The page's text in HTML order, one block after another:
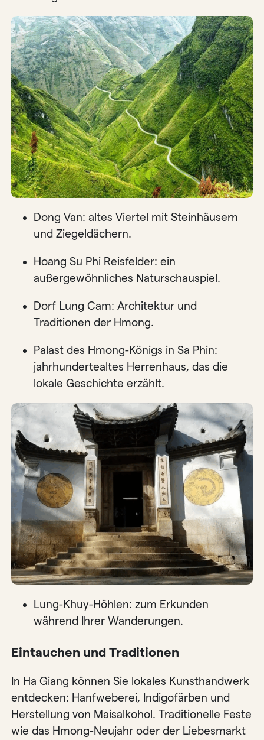
Dong Van: altes Viertel mit Steinhäusern
und Ziegeldächern.
Hoang Su Phi Reisfelder: ein
außergewöhnliches Naturschauspiel.
Dorf Lung Cam: Architektur und
Traditionen der Hmong.
Palast des Hmong-Königs in Sa Phin:
jahrhundertealtes Herrenhaus, das die
lokale Geschichte erzählt.
Lung-Khuy-Höhlen: zum Erkunden
während Ihrer Wanderungen.
Eintauchen und Traditionen
In Ha Giang können Sie lokales Kunsthandwerk
entdecken: Hanfweberei, Indigofärben und
Herstellung von Maisalkohol. Traditionelle Feste
wie das Hmong-Neujahr oder der Liebesmarkt